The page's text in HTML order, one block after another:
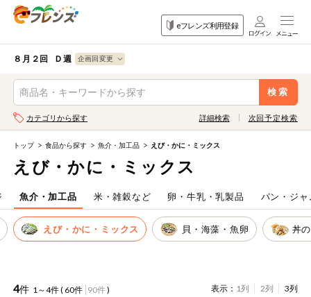
eフレンズ利用登録
ログイン
生協加入はこちら
登録から開始まで
注文番号注文
８月２回 Ｄ週
検索
食品
から探す
目的
から探す
果物
野菜
肉・ハム・ソ
ーセージ
魚介・加工品
米・雑穀など
パン・ジャム
果物すべて
カテゴリから探す 詳細検索
検索条件を指定してください。全項目に条件を指定しなくて
も検索できます。
キーワード
キーワードをすべて含む
メーカー名
次回予定検索
トップ 食品から探す 魚介・加工品 えび・かに・ミックス
えび・かに・ミックス
魚介・加工品 米・雑穀など 卵・牛乳・乳製品 パン・ジャ
えび・かに・ミックス 貝・海藻・魚卵 丼
4件 1～4件 ( 60件 90件) 表示： 1列 2列 3列